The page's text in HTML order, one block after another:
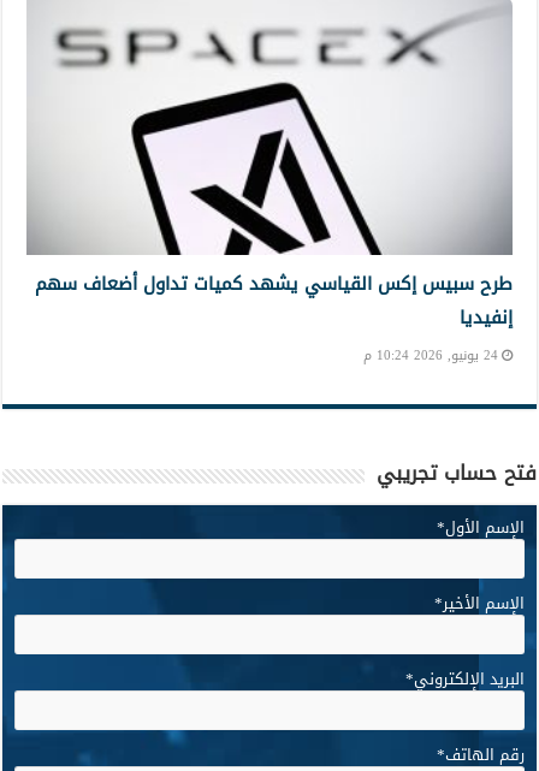
طرح سبيس إكس القياسي يشهد كميات تداول أضعاف سهم
إنفيديا
24 يونيو, 2026 10:24 م
فتح حساب تجريبي
الإسم الأول*
الإسم الأخير*
البريد الإلكتروني*
رقم الهاتف*